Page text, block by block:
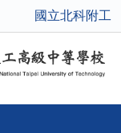
國立北科附工